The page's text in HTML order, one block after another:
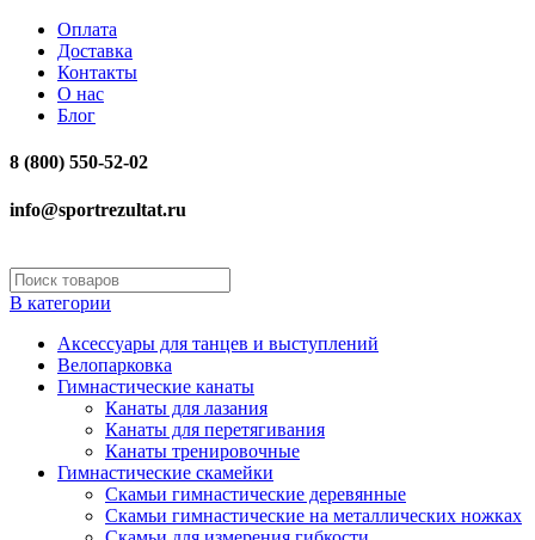
Оплата
Доставка
Контакты
О нас
Блог
8 (800) 550-52-02
info@sportrezultat.ru
В категории
Аксессуары для танцев и выступлений
Велопарковка
Гимнастические канаты
Канаты для лазания
Канаты для перетягивания
Канаты тренировочные
Гимнастические скамейки
Скамьи гимнастические деревянные
Скамьи гимнастические на металлических ножках